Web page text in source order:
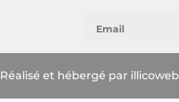
Réalisé et hébergé par illicoweb